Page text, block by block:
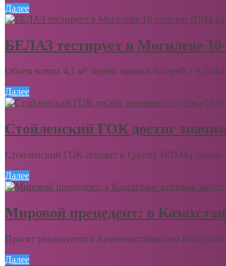
Далее
БЕЛАЗ тестирует в Могилеве
Объем ковша 4,1 м³, время зарядки батарей 2 ч,
Далее
Стойленский ГОК достиг
Стойленский ГОК (входит в Группу НЛМК) достиг
Далее
Мировой прецедент: в
Проект реализуется в Краснооктябрьском
Далее